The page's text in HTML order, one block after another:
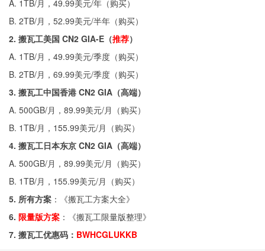
A. 1TB/月，49.99美元/年（购买）
B. 2TB/月，52.99美元/半年（购买）
2. 搬瓦工美国 CN2 GIA-E（推荐）
A. 1TB/月，49.99美元/季度（购买）
B. 2TB/月，69.99美元/季度（购买）
3. 搬瓦工中国香港 CN2 GIA（高端）
A. 500GB/月，89.99美元/月（购买）
B. 1TB/月，155.99美元/月（购买）
4. 搬瓦工日本东京 CN2 GIA（高端）
A. 500GB/月，89.99美元/月（购买）
B. 1TB/月，155.99美元/月（购买）
5. 所有方案 ：《搬瓦工方案大全》
6. 限量版方案 ：《搬瓦工限量版整理》
7. 搬瓦工优惠码： BWHCGLUKKB